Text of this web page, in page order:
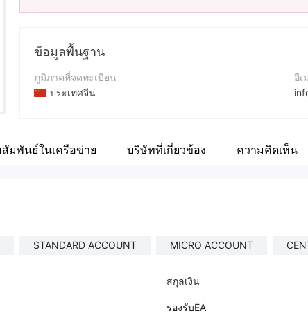
ข้อมูลพื้นฐาน
ภูมิภาคที่จดทะเบียน
ประเทศจีน
ชื่อบริษัท
อีเ
มพันธ์ในเครือข่าย บริษัทที่เกี่ยวข้อง ความคิดเห็น
STANDARD ACCOUNT MICRO ACCOUNT
สกุลเงิน
รองรับEA